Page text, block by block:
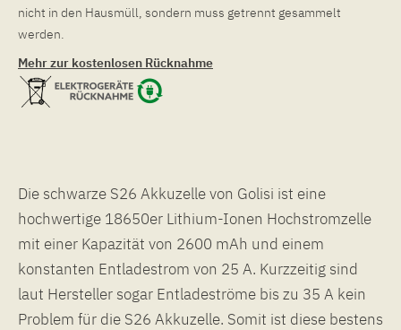
nicht in den Hausmüll, sondern muss getrennt gesammelt
werden.
Mehr zur kostenlosen Rücknahme
Die schwarze S26 Akkuzelle von Golisi ist eine
hochwertige 18650er Lithium-Ionen Hochstromzelle
mit einer Kapazität von 2600 mAh und einem
konstanten Entladestrom von 25 A. Kurzzeitig sind
laut Hersteller sogar Entladeströme bis zu 35 A kein
Problem für die S26 Akkuzelle. Somit ist diese bestens